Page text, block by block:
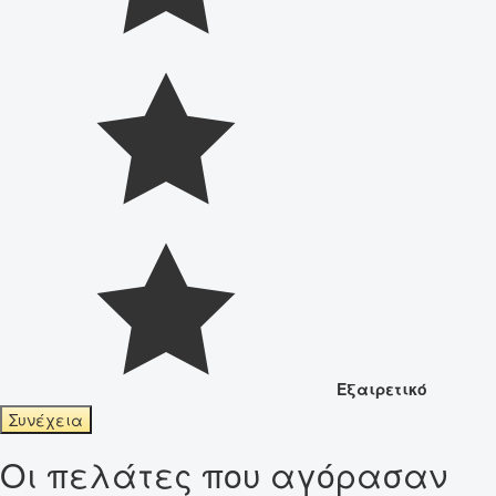
Εξαιρετικό
Συνέχεια
Οι πελάτες που αγόρασαν